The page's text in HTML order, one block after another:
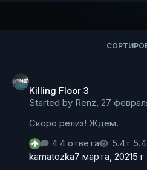
Killing Floor 3
Started by Renz, 27
Скоро релиз! Ждем.
4 ответа
kamatozka7 марта, 20215 г